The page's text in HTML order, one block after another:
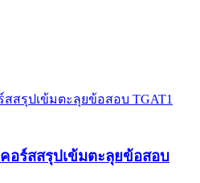
อร์สสรุปเข้มตะลุยข้อสอบ